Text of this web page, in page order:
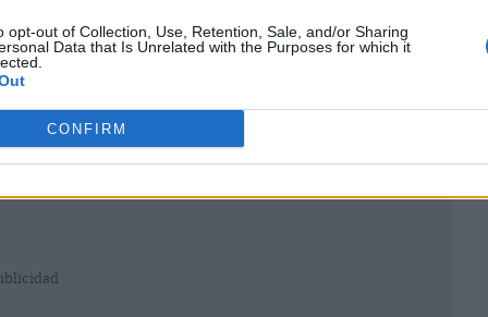
opt-out of Collection, Use, Retention, Sale, and/or Sharing
Data that Is Unrelated with the Purposes for which it
CONFIRM